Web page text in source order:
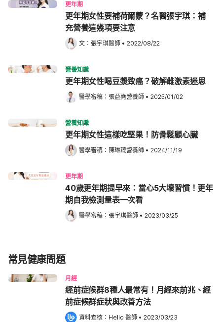
更年期
更年期女性要補荷爾蒙？名醫張宇琪：補
充營養這幾項要注意
文： 張宇琪醫師 • 2022/08/22
營養知識
更年期女性喝豆漿致癌？破解雌激素迷思
醫學審稿： 張益堯營養師 • 2025/01/02
營養知識
更年期女性這樣吃堅果！防骨鬆顧心臟
醫學審稿： 陳琳臻營養師 • 2024/11/19
更年期
40歲更年期提早來：當心5大壞習慣！更年
期自我檢測量表一次看
醫學審稿： 張宇琪醫師 • 2023/03/25
常見健康問題
月經
經前症候群8種人最常有！月經來前兆、經
前症候群症狀與改善方法
資料查核： Hello 醫師 • 2023/03/23